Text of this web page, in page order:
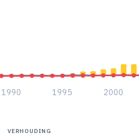
1990 1995 2000
VERHOUDING